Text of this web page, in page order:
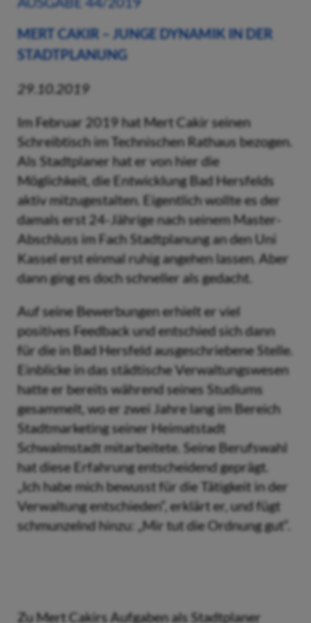
MERT CAKIR – JUNGE DYNAMIK IN DER
STADTPLANUNG
29.10.2019
Im Februar 2019 hat Mert Cakir seinen
Schreibtisch im Technischen Rathaus bezogen.
Als Stadtplaner hat er von hier die
Möglichkeit, die Entwicklung Bad Hersfelds
aktiv mitzugestalten. Eigentlich wollte es der
damals erst 24-Jährige nach seinem Master-
Abschluss im Fach Stadtplanung an den Uni
Kassel erst einmal ruhig angehen lassen. Aber
dann ging es doch schneller als gedacht.
Auf seine Bewerbungen erhielt er viel
positives Feedback und entschied sich dann
für die in Bad Hersfeld ausgeschriebene Stelle.
Einblicke in das städtische Verwaltungswesen
hatte er bereits während seines Studiums
gesammelt, wo er zwei Jahre lang im Bereich
Stadtmarketing seiner Heimatstadt
Schwalmstadt mitarbeitete. Seine Berufswahl
hat diese Erfahrung entscheidend geprägt.
„Ich habe mich bewusst für die Tätigkeit in der
Verwaltung entschieden“, erklärt er, und fügt
schmunzelnd hinzu: „Mir tut die Ordnung gut“.
Zu Mert Cakirs Aufgaben als Stadtplaner